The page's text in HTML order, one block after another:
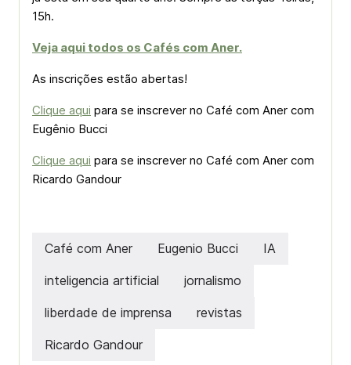
15h.
Veja aqui todos os Cafés com Aner.
As inscrições estão abertas!
Clique aqui para se inscrever no Café com Aner com
Eugênio Bucci
Clique aqui para se inscrever no Café com Aner com
Ricardo Gandour
Café com Aner Eugenio Bucci IA
inteligencia artificial jornalismo
liberdade de imprensa revistas
Ricardo Gandour